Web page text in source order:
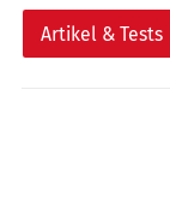
Artikel & Tests